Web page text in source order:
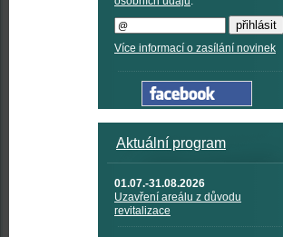
Více informací o zasílání novinek
Aktuální program
01.07.-31.08.2026
Uzavření areálu z důvodu
revitalizace